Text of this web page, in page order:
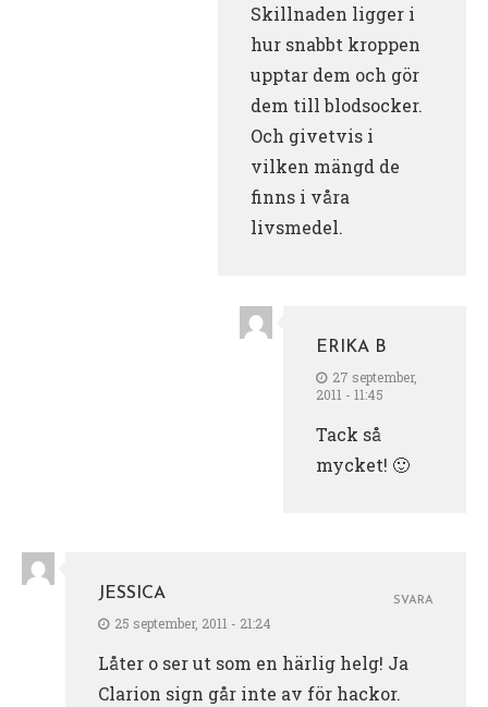
Skillnaden ligger i
hur snabbt kroppen
upptar dem och gör
dem till blodsocker.
Och givetvis i
vilken mängd de
finns i våra
livsmedel.
ERIKA B
27 september,
2011 - 11:45
Tack så
mycket! 🙂
JESSICA
25 september, 2011 - 21:24
Låter o ser ut som en härlig helg! Ja
Clarion sign går inte av för hackor.
SVARA